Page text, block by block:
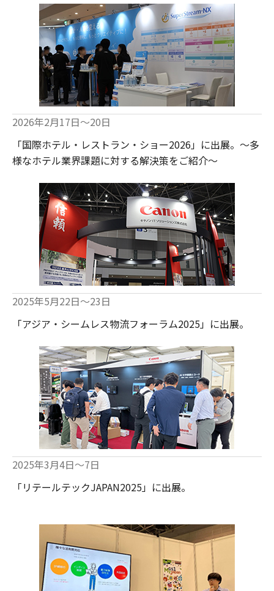
2026年2月17日～20日
「国際ホテル・レストラン・ショー2026」に出展。～多
様なホテル業界課題に対する解決策をご紹介～
2025年5月22日～23日
「アジア・シームレス物流フォーラム2025」に出展。
2025年3月4日～7日
「リテールテックJAPAN2025」に出展。